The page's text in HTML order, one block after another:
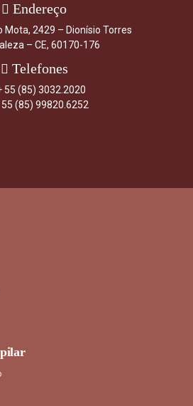
Endereço
Mota, 2429 – Dionísio Torres
– CE, 60170-176
Telefones
55 (85) 3032.2020
55 (85) 99820.6252